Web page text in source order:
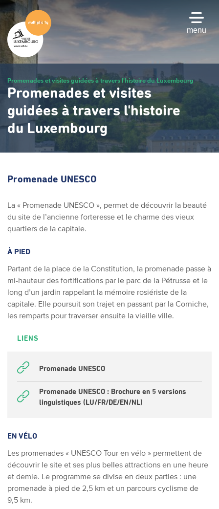
Passer
contenu
principal
menu
Promenades et visites guidées à travers l'histoire du Luxembourg
Promenades et visites
guidées à travers l'histoire
du Luxembourg
Promenade UNESCO
La « Promenade UNESCO », permet de découvrir la beauté
du site de l’ancienne forteresse et le charme des vieux
quartiers de la capitale.
À PIED
Partant de la place de la Constitution, la promenade passe à
mi-hauteur des fortifications par le parc de la Pétrusse et le
long d’un jardin rappelant la mémoire rosiériste de la
capitale. Elle poursuit son trajet en passant par la Corniche,
les remparts pour traverser ensuite la vieille ville.
LIENS
Promenade UNESCO
Promenade UNESCO : Brochure en 5 versions
linguistiques (LU/FR/DE/EN/NL)
EN VÉLO
Les promenades « UNESCO Tour en vélo » permettent de
découvrir le site et ses plus belles attractions en une heure
et demie. Le programme se divise en deux parties : une
promenade à pied de 2,5 km et un parcours cyclisme de
9,5 km.